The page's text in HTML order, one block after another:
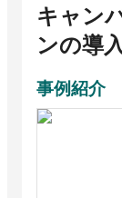
キャン
ンの導
事例紹介